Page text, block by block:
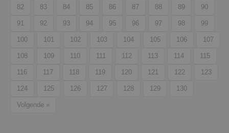
82 83 84 85 86 87 88 89 90
91 92 93 94 95 96 97 98 99
100 101 102 103 104 105 106 107
108 109 110 111 112 113 114 115
116 117 118 119 120 121 122 123
124 125 126 127 128 129 130
Volgende »